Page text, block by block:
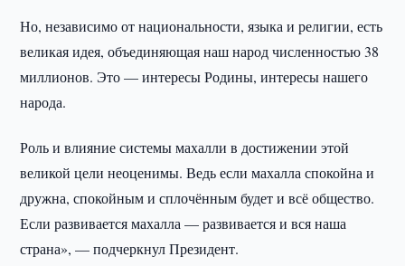
Но, независимо от национальности, языка и религии, есть
великая идея, объединяющая наш народ численностью 38
миллионов. Это — интересы Родины, интересы нашего
народа.
Роль и влияние системы махалли в достижении этой
великой цели неоценимы. Ведь если махалла спокойна и
дружна, спокойным и сплочённым будет и всё общество.
Если развивается махалла — развивается и вся наша
страна», — подчеркнул Президент.